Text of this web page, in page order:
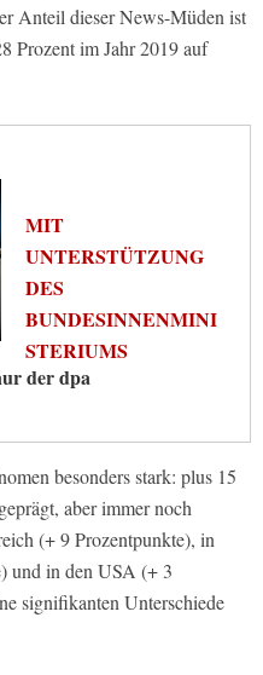
Anteil dieser News-Müden ist
Prozent im Jahr 2019 auf
MIT
UNTERSTÜTZUNG
DES
BUNDESINNENMINI
STERIUMS
der dpa
besonders stark: plus 15
aber immer noch
(+ 9 Prozentpunkte), in
und in den USA (+ 3
signifikanten Unterschiede